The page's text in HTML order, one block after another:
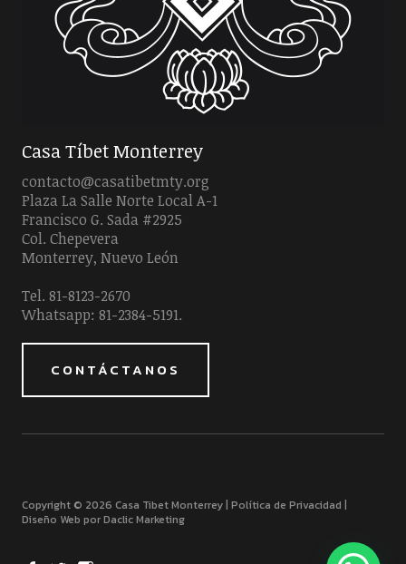
Casa Tíbet Monterrey
contacto@casatibetmty.org
Plaza La Salle Norte Local A-1
Francisco G. Sada #2925
Col. Chepevera
Monterrey, Nuevo León
Tel. 81-8123-2670
Whatsapp: 81-2384-5191.
CONTÁCTANOS
Copyright © 2026 Casa Tibet Monterrey | Política de Privacidad |
Diseño Web por Daclic Marketing